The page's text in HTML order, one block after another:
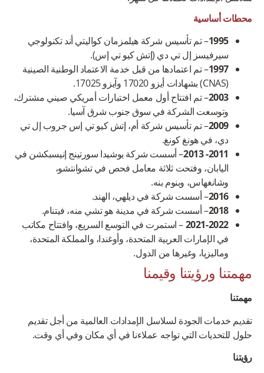
محطات أساسية
1995– تم تأسيس شركة هيلمزمان كواليتي أند تكنولوجي
سيرفيسز إل تي دي (إتش كيو تي إس).
1997– تم اعتمادها من قبل خدمة الاعتماد الوطنية الصينية
(CNAS) بشهادات أيزو 17020 وآيزو 17025.
2003– تم افتتاح أول معمل اختبارات أمريكي صيني مشترك،
وتوسعت الشركة في سوق جنوب شرق آسيا.
2009– تم تأسيس شركة أم، إتش كيو تي إس جروب إل تي
دي، في هونغ كونغ.
2011- 2013
– أسست شركة يوشيدا سورتينج إنيسبكشن في
اليابان، وفتحت ثلاثة معامل فحص في تشوانتشو،
وشانغهاس، وبنوم بنه.
2016– أسست شركة في ديلهي، الهند.
2018– أسست شركة في مدينة هو تشي منه، فيتنام.
2021-2022– استمرت في التوسع السريع، وافتتاح مكاتب
في الإمارات العربية المتحدة، وأوغندا، والمملكة المتحدة،
وماليزيا، وغيرها من الدول.
مهمتنا ورؤيتنا وقيمنا
مهمتنا
تقديم خدمات الجودة لسلاسل الإمدادات العالمية من أجل تقديم
حلول للتحديات التي تواجه عملاءنا في أي مكان وفي أي وقت.
رؤيتنا